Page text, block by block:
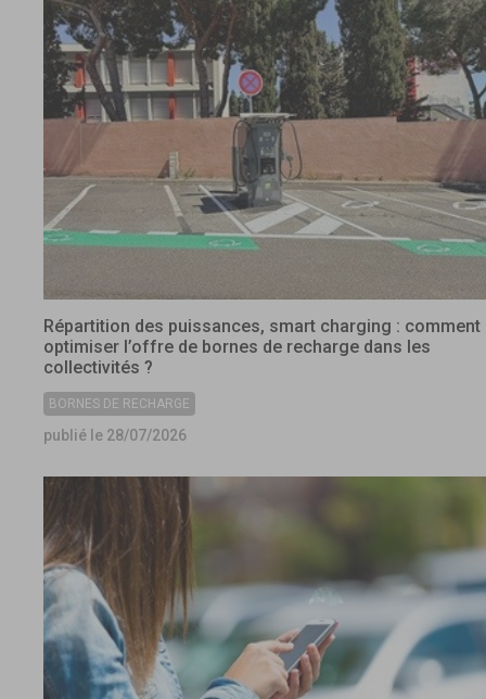
Répartition des puissances, smart charging : comment
optimiser l’offre de bornes de recharge dans les
collectivités ?
BORNES DE RECHARGE
publié le 28/07/2026